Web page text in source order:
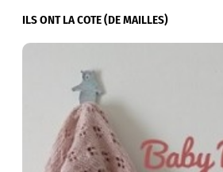
ILS ONT LA COTE (DE MAILLES)